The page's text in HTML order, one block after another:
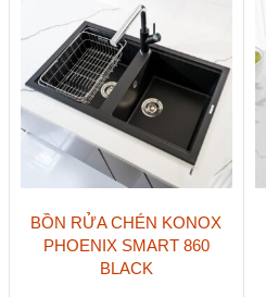
BỒN RỬA CHÉN KONOX
PHOENIX SMART 860
BLACK